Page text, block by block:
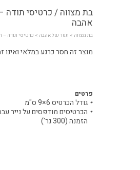
בת מצווה / כרטיסי
אהבה
בת מצווה > תפר של אהבה > כרטיסי תודה
מוצר זה חסר כרגע במלאי ואינו
פרטים
גודל הכרטיס 6×9 ס"מ
הכרטיסים מודפסים על נייר
הזמנה (300 גר')